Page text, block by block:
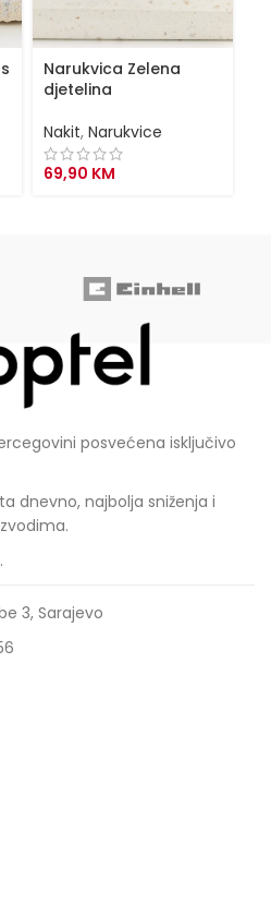
Narukvica Zelena
djetelina
Nakit, Narukvice
69,90 KM
posvećena isključivo
dnevno, najbolja sniženja i
3, Sarajevo